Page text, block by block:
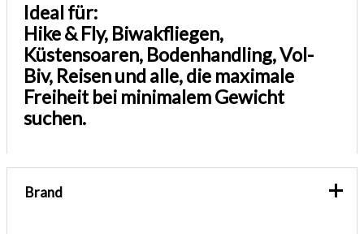
Ideal für:
Hike & Fly, Biwakfliegen,
Küstensoaren, Bodenhandling, Vol-
Biv, Reisen und alle, die maximale
Freiheit bei minimalem Gewicht
suchen.
Brand